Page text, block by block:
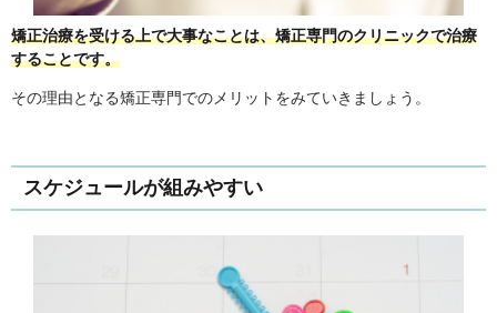
矯正治療を受ける上で大事なことは、矯正専門のクリニックで治療
することです。
その理由となる矯正専門でのメリットをみていきましょう。
スケジュールが組みやすい